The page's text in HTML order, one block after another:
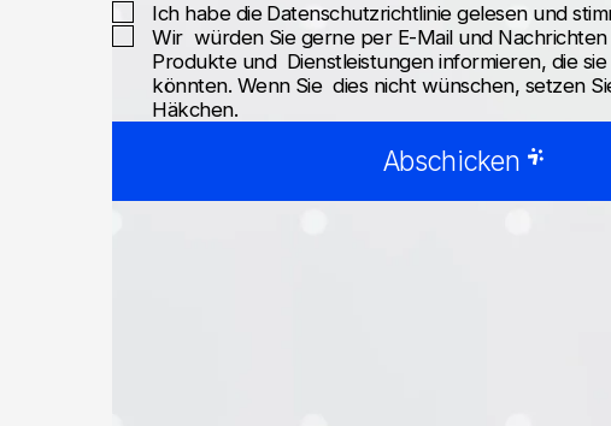
Ich habe die Datenschutzrichtliniegelesen und
Wir würden Sie gerne per E-Mail und
Produkte und Dienstleistungen informieren, die
könnten. Wenn Sie dies nicht wünschen, setzen
Häkchen.
Abschicken